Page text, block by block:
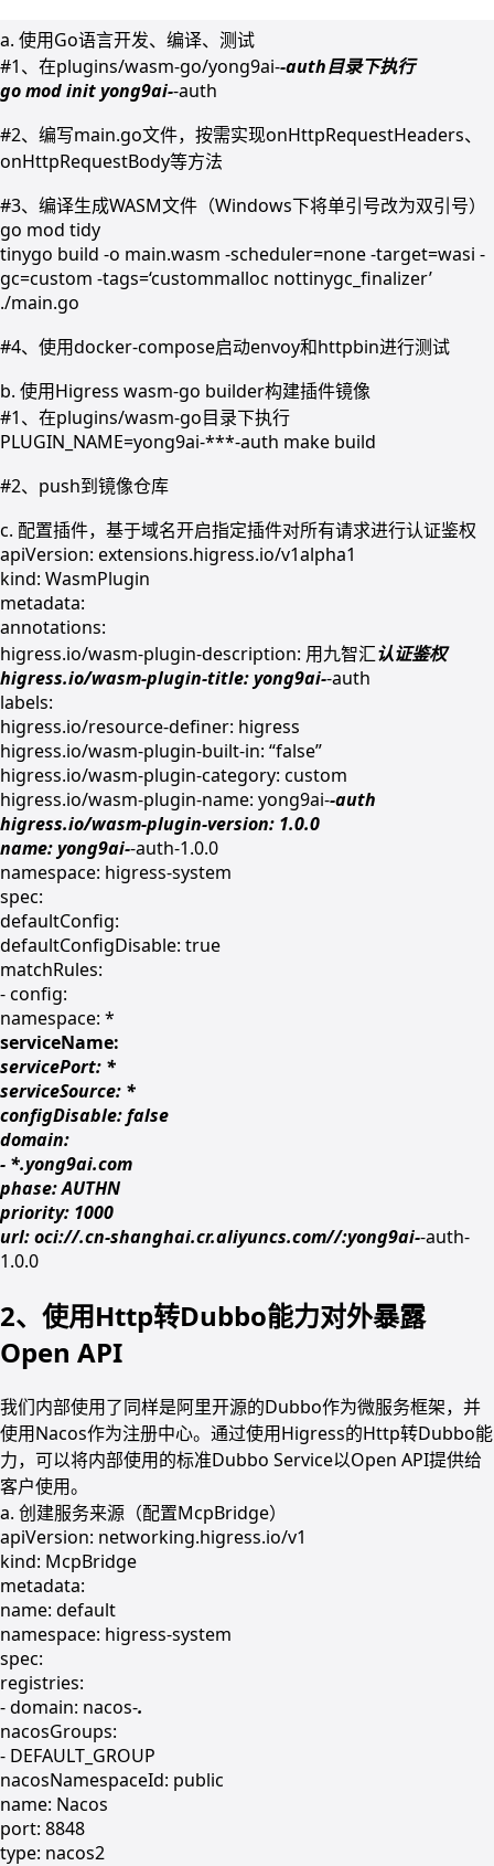
a. 使用Go语言开发、编译、测试
#1、在plugins/wasm-go/yong9ai--auth目录下执行
go mod init yong9ai--auth
#2、编写main.go文件，按需实现onHttpRequestHeaders、
onHttpRequestBody等方法
#3、编译生成WASM文件（Windows下将单引号改为双引号）
go mod tidy
tinygo build -o main.wasm -scheduler=none -target=wasi -
gc=custom -tags=‘custommalloc nottinygc_finalizer’
./main.go
#4、使用docker-compose启动envoy和httpbin进行测试
b. 使用Higress wasm-go builder构建插件镜像
#1、在plugins/wasm-go目录下执行
PLUGIN_NAME=yong9ai-***-auth make build
#2、push到镜像仓库
c. 配置插件，基于域名开启指定插件对所有请求进行认证鉴权
apiVersion: extensions.higress.io/v1alpha1
kind: WasmPlugin
metadata:
annotations:
higress.io/wasm-plugin-description: 用九智汇认证鉴权
higress.io/wasm-plugin-title: yong9ai--auth
labels:
higress.io/resource-definer: higress
higress.io/wasm-plugin-built-in: “false”
higress.io/wasm-plugin-category: custom
higress.io/wasm-plugin-name: yong9ai--auth
higress.io/wasm-plugin-version: 1.0.0
name: yong9ai--auth-1.0.0
namespace: higress-system
spec:
defaultConfig:
defaultConfigDisable: true
matchRules:
- config:
namespace: *
serviceName:
servicePort: *
serviceSource: *
configDisable: false
domain:
- *.yong9ai.com
phase: AUTHN
priority: 1000
url: oci://.cn-shanghai.cr.aliyuncs.com//:yong9ai--auth-
1.0.0
2、使用Http转Dubbo能力对外暴露
Open API
我们内部使用了同样是阿里开源的Dubbo作为微服务框架，并
使用Nacos作为注册中心。通过使用Higress的Http转Dubbo能
力，可以将内部使用的标准Dubbo Service以Open API提供给
客户使用。
a. 创建服务来源（配置McpBridge）
apiVersion: networking.higress.io/v1
kind: McpBridge
metadata:
name: default
namespace: higress-system
spec:
registries:
- domain: nacos-.
nacosGroups:
- DEFAULT_GROUP
nacosNamespaceId: public
name: Nacos
port: 8848
type: nacos2